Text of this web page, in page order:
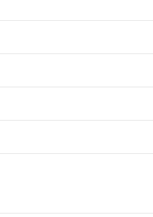
"個人情報の共同利用に関して"
することができます。
証明書
）
証明するもので、過去に遡っ
を完了していることから、特